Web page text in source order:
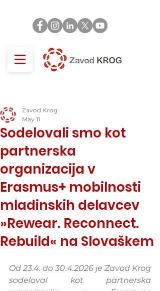
Sodelovali smo kot
partnerska
organizacija v
Erasmus+ mobilnosti
mladinskih delavcev
»Rewear. Reconnect.
Rebuild« na Slovaškem
Zavod Krog
May 11
Od 23.4. do 30.4.2026 je Zavod Krog
sodeloval kot partnerska